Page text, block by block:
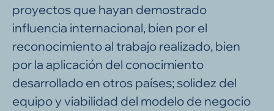
proyectos que hayan demostrado
influencia internacional, bien por el
reconocimiento al trabajo realizado, bien
por la apli­cación del conocimiento
desarrollado en otros países; solidez del
equipo y viabilidad del modelo de negocio